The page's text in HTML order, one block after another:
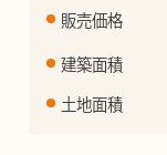
販売価格
建築面積
土地面積